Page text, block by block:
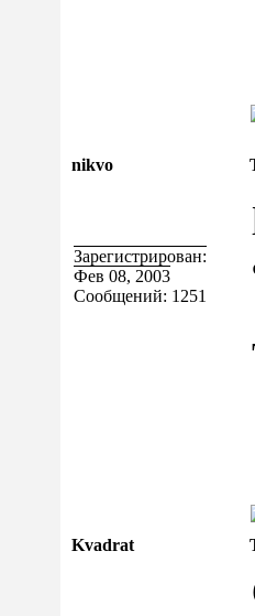
nikvo
Зарегистрирован:
Фев 08, 2003
Сообщений: 1251
Kvadrat